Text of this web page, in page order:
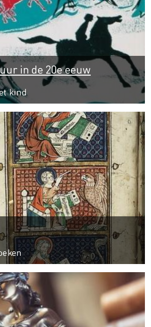
in de 20e eeuw
kind